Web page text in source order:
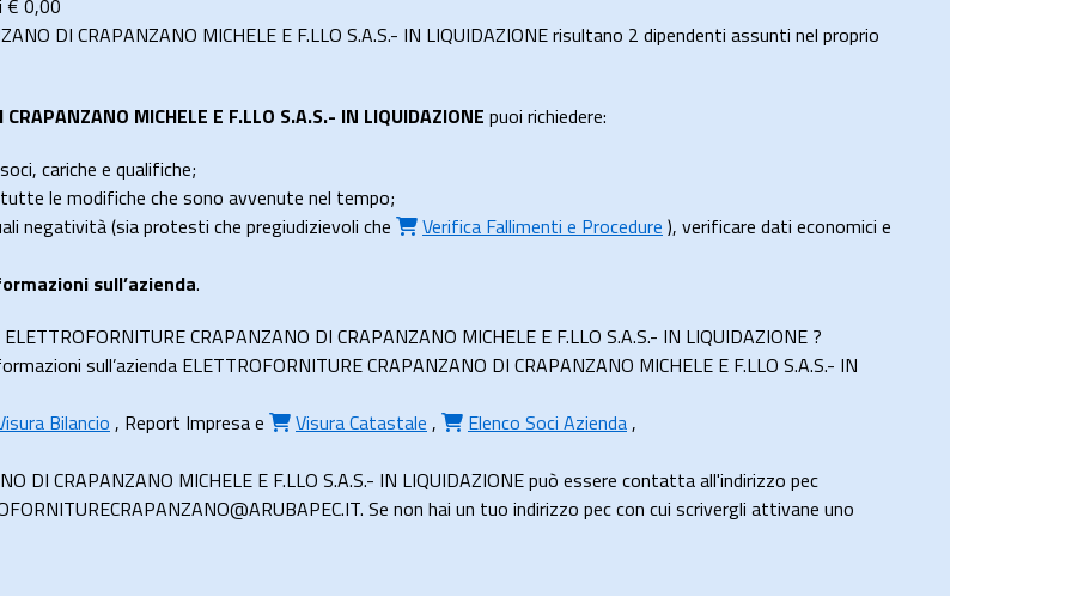
€ 0,00
DI CRAPANZANO MICHELE E F.LLO S.A.S.- IN LIQUIDAZIONE risultano 2 dipendenti assunti nel proprio
MICHELE E F.LLO S.A.S.- IN LIQUIDAZIONE puoi richiedere:
cariche e qualifiche;
le modifiche che sono avvenute nel tempo;
negatività (sia protesti che pregiudizievoli che
Verifica Fallimenti e Procedure ), verificare dati economici e
sull’azienda.
CRAPANZANO DI CRAPANZANO MICHELE E F.LLO S.A.S.- IN LIQUIDAZIONE ?
sull’azienda ELETTROFORNITURE CRAPANZANO DI CRAPANZANO MICHELE E F.LLO S.A.S.- IN
Bilancio , Report Impresae Visura Catastale , Elenco Soci Azienda,
DI CRAPANZANO MICHELE E F.LLO S.A.S.- IN LIQUIDAZIONE può essere contatta all'indirizzo pec
Se non hai un tuo indirizzo pec con cui scrivergli attivane uno